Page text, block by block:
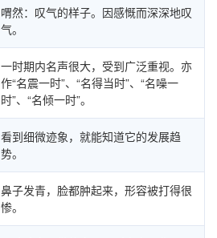
喟然：叹气的样子。因感慨而深深地叹
气。
一时期内名声很大，受到广泛重视。亦
作“名震一时”、“名得当时”、“名噪一
时”、“名倾一时”。
看到细微迹象，就能知道它的发展趋
势。
鼻子发青，脸都肿起来，形容被打得很
惨。